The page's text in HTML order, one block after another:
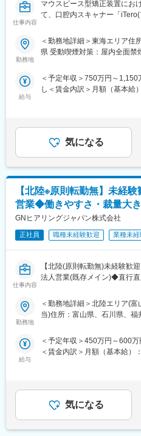
変更の範囲：会社の定める業
▽業務内容
宅からの直行直帰でジョイン
す。営業のスタイルは深耕営
（1）製品PR活動
（2）製品に関連する情報提
など、顧客の要請に応じて同
な目です。
ご経験にもよりますが、基本
と、営業同行やオペの見学を
していきます。
▽働き方
製品特性上、緊急の呼び出し
い頻度も少ないため、安定的
125日、退職金制度など福利
できる環境です。
仕事内容
マウスピース型矯正装置にお
て、口腔内スキャナー「
■職務詳細
・顧客/KOLとの関係構築、製
・担当エリアにおけるイベン
ー「iTero」
患者様の口腔内をリアルタイ
で、患者エンゲージメントと
の促進をサポートします。
当社のミッションは、お客様
ことです。その実現に向けて
療を進化させるソリューショ
かみ、診療への自信をいっそ
ます。
■iTero HP
https://www.youtube.com/
■働き方
担当いただきますので、出張
当社はマウスピース矯正製品
歯科矯正を通じ「人々の笑顔
年設立、現在世界中で社員約
人以上の治療実績があります。
勤務地
＜勤務地詳細＞東海エリア住
県 受動喫煙対策：屋内全面禁
給与
＜予定年収＞750万円～
し＜賃金内訳＞月額（基本給
年収は、前職考慮の上決定い
金額であり、選考を通じて上
は固定手当を含めた表記です
気になる
【北陸※原則転勤無】未経
営業◆働きやすさ・裁量大
GNヒアリングジャパン株式会社
正社員 職種未経験歓迎 業種未経
仕事内容
【北陸(原則転勤無)未経験歓
法人営業(既存メイン)◆直行
ンクな社風～】
トウェアの提案及び販売フォ
・担当エリア：北陸地方
（2）眼鏡店(販売員への製品
を行います）
★業界成長性・需要は今後も
自身の裁量で様々なスキルを
勤務地
＜勤務地詳細＞北陸エリア(
当)住所：富山県、石川県、
給与
＜予定年収＞450万円～600
＜賃金内訳＞月額（基本給）
センティブがあります。
あくまでも目安の金額であり
ります。月給(月額)は固定手当
気になる